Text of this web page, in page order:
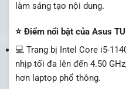
làm sáng tạo nội dung.
⭐ Điểm nổi bật của Asus
💻 Trang bị Intel Core i5-
nhịp tối đa lên đến 4.50
hơn laptop phổ thông.